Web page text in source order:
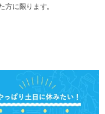
に限ります。